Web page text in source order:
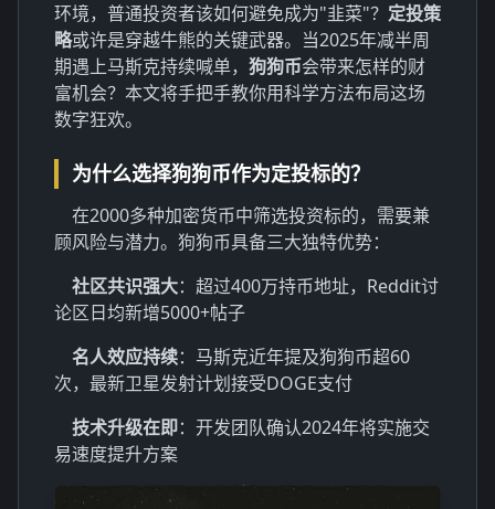
环境，普通投资者该如何避免成为"韭菜"？ 定投策
略或许是穿越牛熊的关键武器。当2025年减半周
期遇上马斯克持续喊单， 狗狗币会带来怎样的财
富机会？本文将手把手教你用科学方法布局这场
数字狂欢。
为什么选择狗狗币作为定投标的？
在2000多种加密货币中筛选投资标的，需要兼
顾风险与潜力。狗狗币具备三大独特优势：
社区共识强大：超过400万持币地址，Reddit讨
论区日均新增5000+帖子
名人效应持续：马斯克近年提及狗狗币超60
次，最新卫星发射计划接受DOGE支付
技术升级在即：开发团队确认2024年将实施交
易速度提升方案